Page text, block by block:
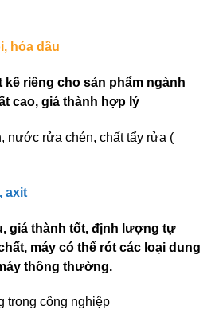
hóa dầu
kế riêng cho sản phẩm ngành
cao, giá thành hợp lý
nước rửa chén, chất tẩy rửa (
axit
giá thành tốt, định lượng tự
máy có thể rót các loại dung
thông thường.
trong công nghiệp